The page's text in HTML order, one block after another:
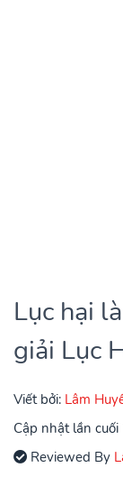
Lục hại
giải Lục
Viết bởi: Lâm
Cập nhật lần
Reviewed By